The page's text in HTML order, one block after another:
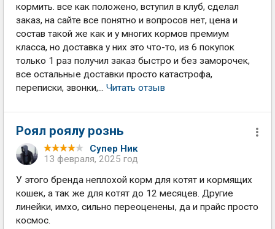
кормить. все как положено, вступил в клуб, сделал
заказ, на сайте все понятно и вопросов нет, цена и
состав такой же как и у многих кормов премиум
класса, но доставка у них это что-то, из 6 покупок
только 1 раз получил заказ быстро и без заморочек,
все остальные доставки просто катастрофа,
переписки, звонки,... Читать отзыв
Роял роялу рознь
Супер Ник
13 февраля, 2025 год
У этого бренда неплохой корм для котят и кормящих
кошек, а так же для котят до 12 месяцев. Другие
линейки, имхо, сильно переоценены, да и прайс просто
космос.